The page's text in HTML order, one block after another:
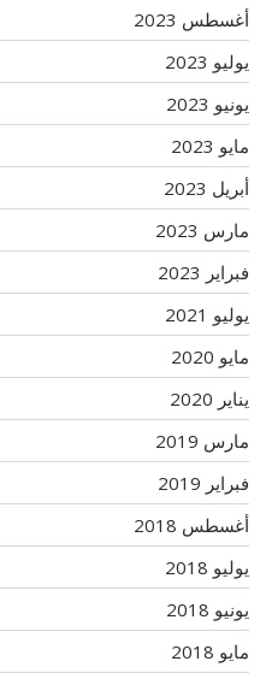
أغسطس 2023
يوليو 2023
يونيو 2023
مايو 2023
أبريل 2023
مارس 2023
فبراير 2023
يوليو 2021
مايو 2020
يناير 2020
مارس 2019
فبراير 2019
أغسطس 2018
يوليو 2018
يونيو 2018
مايو 2018